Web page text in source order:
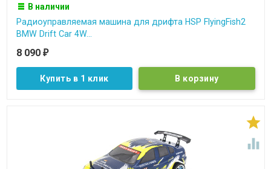
В наличии
Радиоуправляемая машина для дрифта HSP FlyingFish2
BMW Drift Car 4W...
8 090 ₽
Купить в 1 клик

